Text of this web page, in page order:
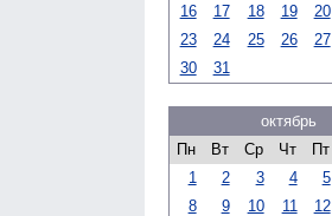
16
17 18 19 20
23
24 25 26 27
30
31
октябрь
Пн
Вт Ср Чт Пт
1
2 3 4 5
8
9 10 11 12